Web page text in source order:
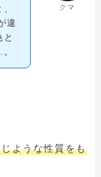
クマ
違
ような性質をも